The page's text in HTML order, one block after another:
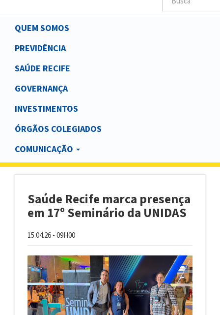
Main
navigation
QUEM SOMOS
PREVIDÊNCIA
SAÚDE RECIFE
GOVERNANÇA
INVESTIMENTOS
ÓRGÃOS COLEGIADOS
COMUNICAÇÃO
Saúde Recife marca presença
em 17º Seminário da UNIDAS
15.04.26 - 09H00